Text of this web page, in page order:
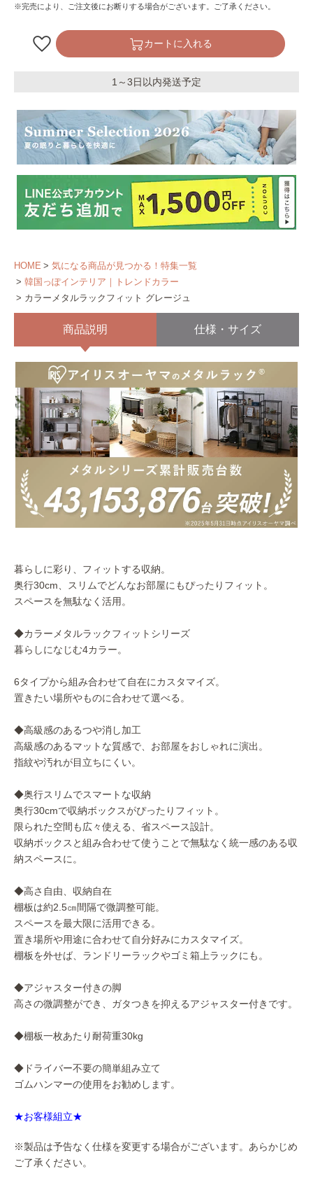
※完売により、ご注文後にお断りする場合がございます。ご了承ください。
カートに入れる
1～3日以内発送予定
HOME
気になる商品が見つかる！特集一覧
韓国っぽインテリア｜トレンドカラー
カラーメタルラックフィット グレージュ
商品説明 仕様・サイズ
暮らしに彩り、フィットする収納。
奥行30cm、スリムでどんなお部屋にもぴったりフィット。
スペースを無駄なく活用。
◆カラーメタルラックフィットシリーズ
暮らしになじむ4カラー。
6タイプから組み合わせて自在にカスタマイズ。
置きたい場所やものに合わせて選べる。
◆高級感のあるつや消し加工
高級感のあるマットな質感で、お部屋をおしゃれに演出。
指紋や汚れが目立ちにくい。
◆奥行スリムでスマートな収納
奥行30cmで収納ボックスがぴったりフィット。
限られた空間も広々使える、省スペース設計。
収納ボックスと組み合わせて使うことで無駄なく統一感のある収
納スペースに。
◆高さ自由、収納自在
棚板は約2.5㎝間隔で微調整可能。
スペースを最大限に活用できる。
置き場所や用途に合わせて自分好みにカスタマイズ。
棚板を外せば、ランドリーラックやゴミ箱上ラックにも。
◆アジャスター付きの脚
高さの微調整ができ、ガタつきを抑えるアジャスター付きです。
◆棚板一枚あたり耐荷重30kg
◆ドライバー不要の簡単組み立て
ゴムハンマーの使用をお勧めします。
★お客様組立★
※製品は予告なく仕様を変更する場合がございます。あらかじめ
ご了承ください。